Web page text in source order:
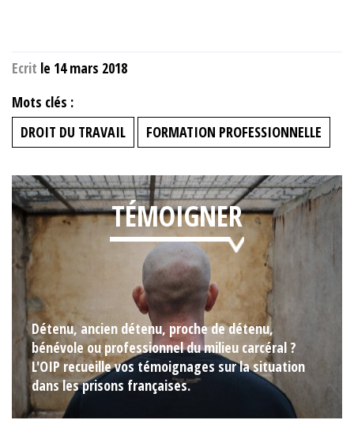
Ecrit le 14 mars 2018
Mots clés :
DROIT DU TRAVAIL
FORMATION PROFESSIONNELLE
TÉMOIGNER
Détenu, ancien détenu, proche de détenu,
bénévole ou professionnel du milieu carcéral ?
L'OIP recueille vos témoignages sur la situation
dans les prisons françaises.